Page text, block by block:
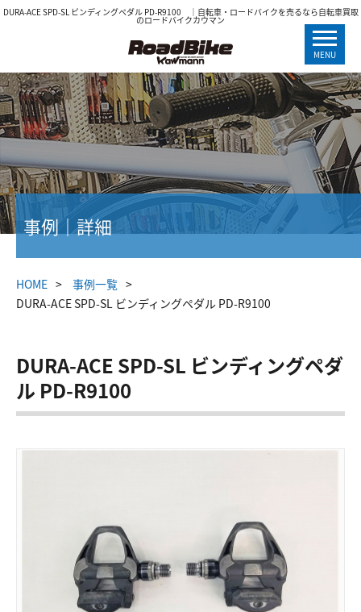
DURA-ACE SPD-SL ビンディングペダル PD-R9100 ｜自転車・ロードバイクを売るなら自転車買取
のロードバイクカウマン
MENU
事例｜詳細
HOME
事例一覧
DURA-ACE SPD-SL ビンディングペダル PD-R9100
DURA-ACE SPD-SL ビンディングペダ
ル PD-R9100